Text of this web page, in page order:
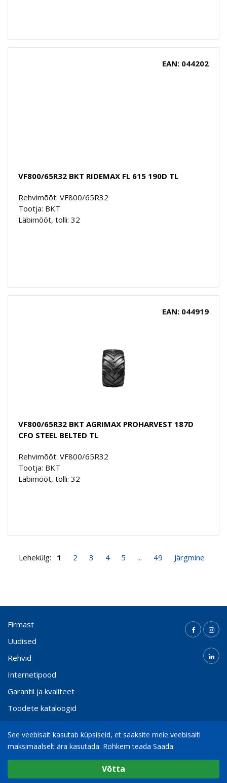
EAN: 044202
VF800/65R32 BKT RIDEMAX FL 615 190D TL
Rehvimõõt: VF800/65R32
Tootja: BKT
Läbimõõt, tolli: 32
EAN: 044919
VF800/65R32 BKT AGRIMAX PROHARVEST 187D
CFO STEEL BELTED TL
Rehvimõõt: VF800/65R32
Tootja: BKT
Läbimõõt, tolli: 32
Lehekülg: 1 2 3 4 5 ... 49 Järgmine
Firmast
Uudised
Rehvid
Internetipood
Garantii ja kvaliteet
Toodete kataloogid
Kontakt
(+372) 65 000 21
See veebisait kasutab küpsiseid, et saaksite meie veebisaiti
maksimaalselt ära kasutada. Rohkem teada Saada
Valige cookie Seaded
Võtta